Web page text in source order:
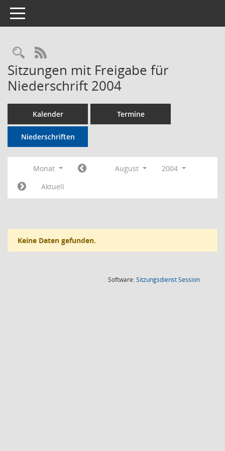
Toggle navigation
Rechercheauswahl
RSS-Feed
Sitzungen mit Freigabe für
Niederschrift 2004
Kalender Termine
Niederschriften
Monat August
2004
Aktuell
Keine Daten gefunden.
Software:SitzungsdienstSession(Wird in